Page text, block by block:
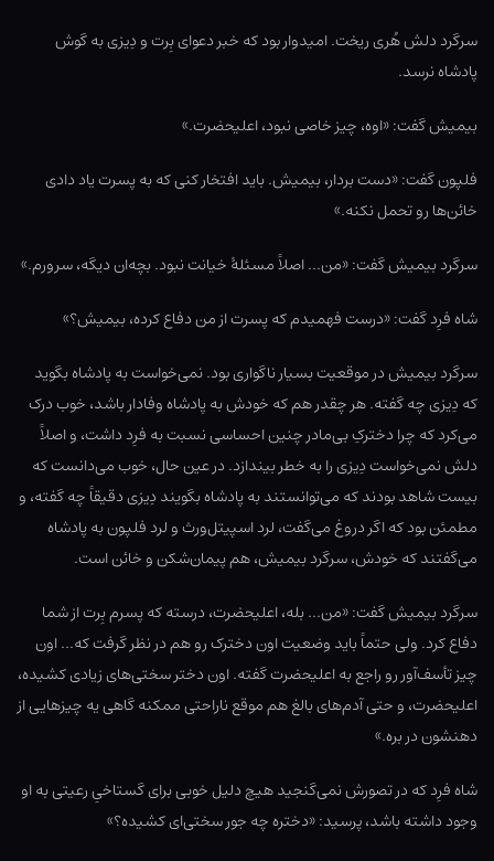
سرگرد دلش هُری ریخت. امیدوار بود که خبر دعوای بِرت و دِیزی به گوش
پادشاه نرسد.
بیمیش گفت: «اوه، چیز خاصی نبود، اعلیحضرت.»
فلپون گفت: «دست بردار، بیمیش. باید افتخار کنی که به پسرت یاد دادی
خائن‌ها رو تحمل نکنه.»
سرگرد بیمیش گفت: «من… اصلاً مسئلۀ خیانت نبود. بچه‌ان دیگه، سرورم.»
شاه فرِد گفت: «درست فهمیدم که پسرت از من دفاع کرده، بیمیش؟»
سرگرد بیمیش در موقعیت بسیار ناگواری بود. نمی‌خواست به پادشاه بگوید
که دِیزی چه گفته. هر چقدر هم که خودش به پادشاه وفادار باشد، خوب درک
می‌کرد که چرا دخترکِ بی‌مادر چنین احساسی نسبت به فرِد داشت، و اصلاً
دلش نمی‌خواست دِیزی را به خطر بیندازد. در عین حال، خوب می‌دانست که
بیست شاهد بودند که می‌توانستند به پادشاه بگویند دِیزی دقیقاً چه گفته، و
مطمئن بود که اگر دروغ می‌گفت، لرد اسپیتل‌ورث و لرد فلپون به پادشاه
می‌گفتند که خودش، سرگرد بیمیش، هم پیمان‌شکن و خائن است.
سرگرد بیمیش گفت: «من… بله، اعلیحضرت، درسته که پسرم بِرت از شما
دفاع کرد. ولی حتماً باید وضعیت اون دخترک رو هم در نظر گرفت که… اون
چیز تأسف‌آور رو راجع به اعلیحضرت گفته. اون دختر سختی‌های زیادی کشیده،
اعلیحضرت، و حتی آدم‌های بالغ هم موقع ناراحتی ممکنه گاهی یه چیزهایی از
دهنشون در بره.»
شاه فرِد که در تصورش نمی‌گنجید هیچ دلیل خوبی برای گستاخیِ رعیتی به او
وجود داشته باشد، پرسید: «دختره چه جور سختی‌ای کشیده؟»